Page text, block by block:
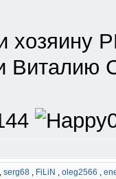
хозяину
Виталию
, serg68 , FiLiN , oleg2566 ,